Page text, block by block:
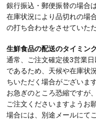
銀行振込・郵便振替の場合
在庫状況により品切れの場
の打ち合わせをさせていた
生鮮食品の配送のタイミン
通常、ご注文確定後3営業
であるため、天候や在庫状
ちいただく場合がございます
お急ぎのところ恐縮ですが
ご注文くださいますようお
場合には、別途メールにて